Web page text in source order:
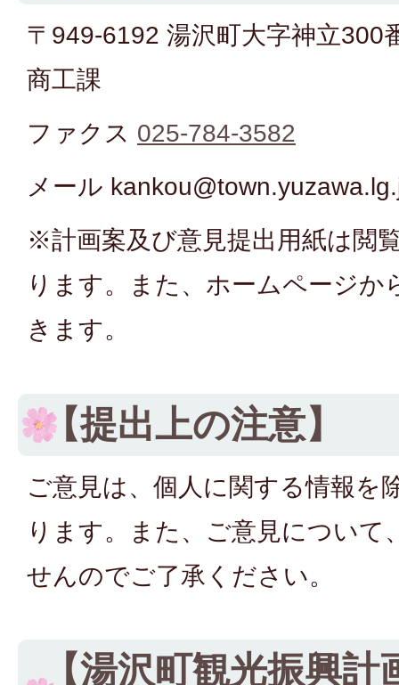
〒949-6192 湯沢町大字神立300
商工課
ファクス 025-784-3582
メール
※計画案及び意見提出用紙は閲
ります。また、ホームページか
きます。
【提出上の注意】
ご意見は、個人に関する情報を
ります。また、ご意見について
せんのでご了承ください。
【湯沢町観光振興計